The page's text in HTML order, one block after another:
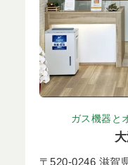
ガス機器と
〒520-0246 滋賀